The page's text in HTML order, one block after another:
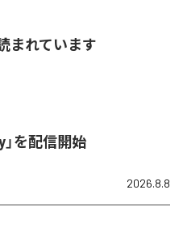
まれています
」を配信開始
2026.8.8